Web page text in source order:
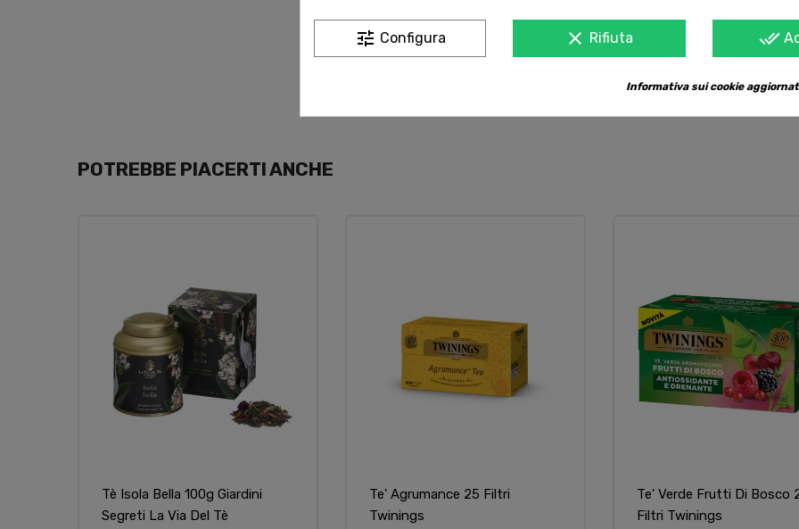
Sale
0 g
Manganese
,31mg
POTREBBE PIACERTI ANCHE
Tè Isola Bella 100g Giardini
Segreti La Via Del Tè
Te' Agrumance 25 Filtri
Twinings
Te' Verde Frutti Di Bosco
Filtri Twinings
tune Configura clear Rifiuta done_all
Informativa sui cookie